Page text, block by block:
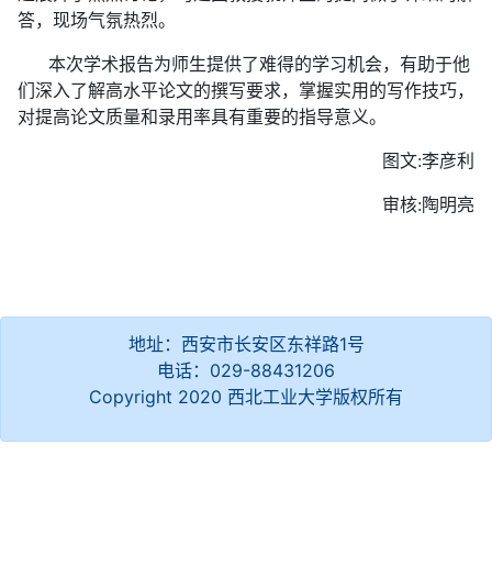
答，现场气氛热烈。
本次学术报告为师生提供了难得的学习机会，有助于他
们深入了解高水平论文的撰写要求，掌握实用的写作技巧，
对提高论文质量和录用率具有重要的指导意义。
图文:李彦利
审核:陶明亮
地址：西安市长安区东祥路1号
电话：029-88431206
Copyright 2020 西北工业大学版权所有